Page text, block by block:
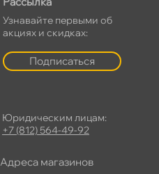
Узнавайте первыми о
акциях и скидках:
Подписаться
Юридическим лицам:
+7 (812) 564-49-92
Адреса магазино